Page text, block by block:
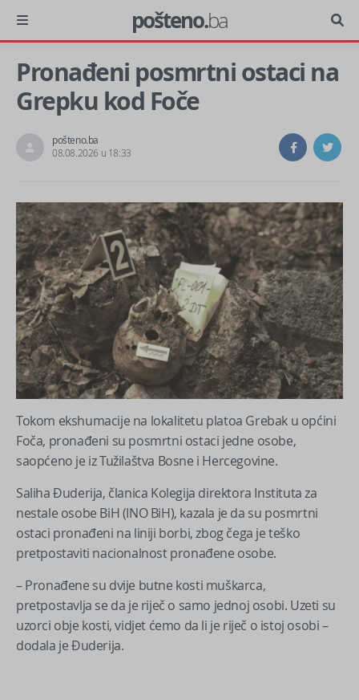
pošteno.ba
Pronađeni posmrtni ostaci na
Grepku kod Foče
pošteno.ba
08.08.2026 u 18:33
Tokom ekshumacije na lokalitetu platoa Grebak u općini
Foča, pronađeni su posmrtni ostaci jedne osobe,
saopćeno je iz Tužilaštva Bosne i Hercegovine.
Saliha Đuderija, članica Kolegija direktora Instituta za
nestale osobe BiH (INO BiH), kazala je da su posmrtni
ostaci pronađeni na liniji borbi, zbog čega je teško
pretpostaviti nacionalnost pronađene osobe.
– Pronađene su dvije butne kosti muškarca,
pretpostavlja se da je riječ o samo jednoj osobi. Uzeti su
uzorci obje kosti, vidjet ćemo da li je riječ o istoj osobi –
dodala je Đuderija.